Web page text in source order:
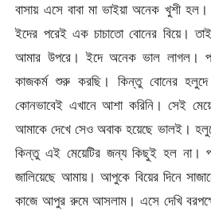
বাসায় এসে বাবা মা ভাইয়া অনেক খুশী
ইদের পরেই এক চাচাতো বোনের বিয়ে।
আমার উপরে। ইদে অনেক ভাল লাগল।
কাজকর্ম শুরু করছি। কিন্তু বোনের
কোনভাবেই এখানে আশা করিনি। সেই
আমাকে দেখে সেও অবাক হয়েছে ভালই।
কিন্তু এই মেয়েটির জন্য কিছুই হল না।
জালিয়েছে আমায়। আপুকে বিয়ের দিনে
কাজে আপুর রুমে আসলাম। এসে দেখি